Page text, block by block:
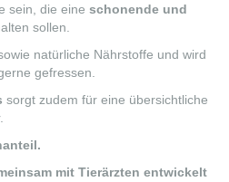
sein, die eine schonende und
sollen.
natürliche Nährstoffe und wird
gefressen.
sorgt zudem für eine übersichtliche
mit Tierärzten entwickelt